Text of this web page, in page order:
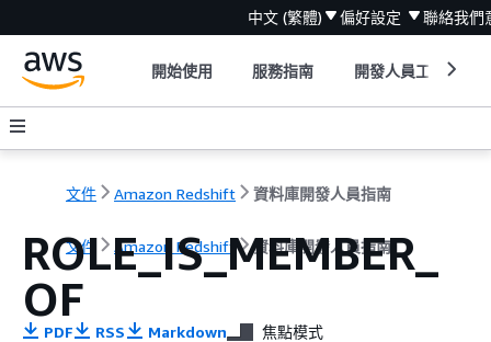
中文 (繁體) 偏好設定 聯絡我們
開始使用 服務指南 開發人員工具
文件 Amazon Redshift 資料庫開發人員指南
文件 Amazon Redshift 資料庫開發人員指南
ROLE_IS_MEMBER_
OF
PDF RSS Markdown 焦點模式